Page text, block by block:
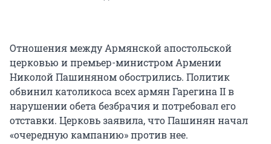
Отношения между Армянской апостольской
церковью и премьер-министром Армении
Николой Пашиняном обострились. Политик
обвинил католикоса всех армян Гарегина II в
нарушении обета безбрачия и потребовал его
отставки. Церковь заявила, что Пашинян начал
«очередную кампанию» против нее.